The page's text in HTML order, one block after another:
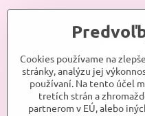
Cookies používame na
stránky, analýzu jej
používaní. Na tento účel
tretích strán a
partnerom v EÚ, alebo